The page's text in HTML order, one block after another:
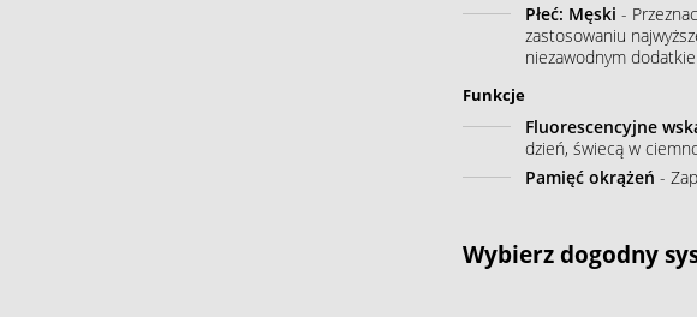
Płeć: Męski -
zastosowaniu
niezawodnym
Funkcje
Fluorescencyjne
dzień, świecą w
Pamięć okrążeń -
Wybierz dogodny